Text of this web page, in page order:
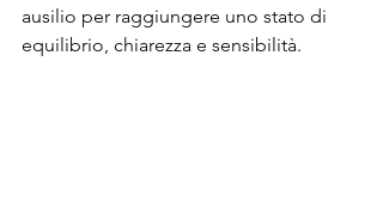
ausilio per raggiungere uno stato di
equilibrio, chiarezza e sensibilità.